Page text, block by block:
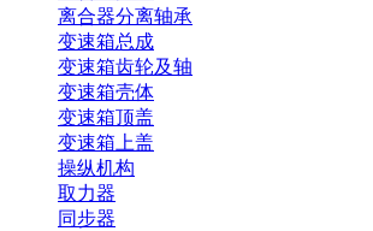
离合器分离轴承
变速箱总成
变速箱齿轮及轴
变速箱壳体
变速箱顶盖
变速箱上盖
操纵机构
取力器
同步器